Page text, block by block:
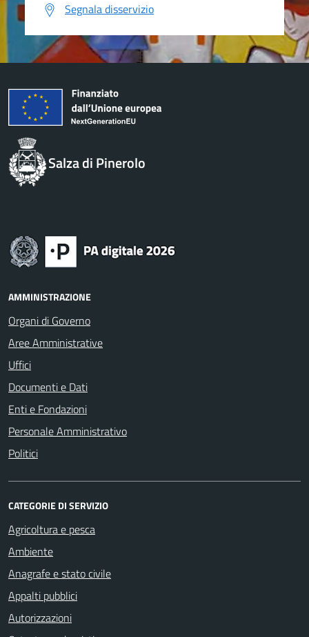
Segnala disservizio
Salza di Pinerolo
AMMINISTRAZIONE
Organi di Governo
Aree Amministrative
Uffici
Documenti e Dati
Enti e Fondazioni
Personale Amministrativo
Politici
CATEGORIE DI SERVIZIO
Agricoltura e pesca
Ambiente
Anagrafe e stato civile
Appalti pubblici
Autorizzazioni